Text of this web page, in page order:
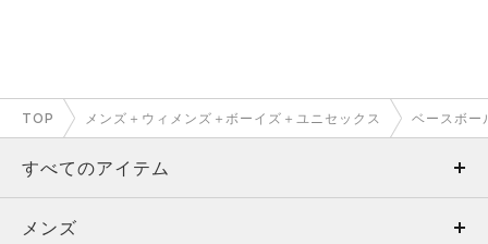
TOP メンズ＋ウィメンズ＋ボーイズ＋ユニセックス ベースボー
すべてのアイテム
メンズ
メンズ